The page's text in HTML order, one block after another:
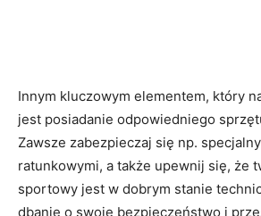
Innym kluczowym elementem, który
jest posiadanie odpowiedniego
Zawsze zabezpieczaj się np.
ratunkowymi, a także upewnij się, że
sportowy jest w dobrym stanie
dbanie o swoje bezpieczeństwo i